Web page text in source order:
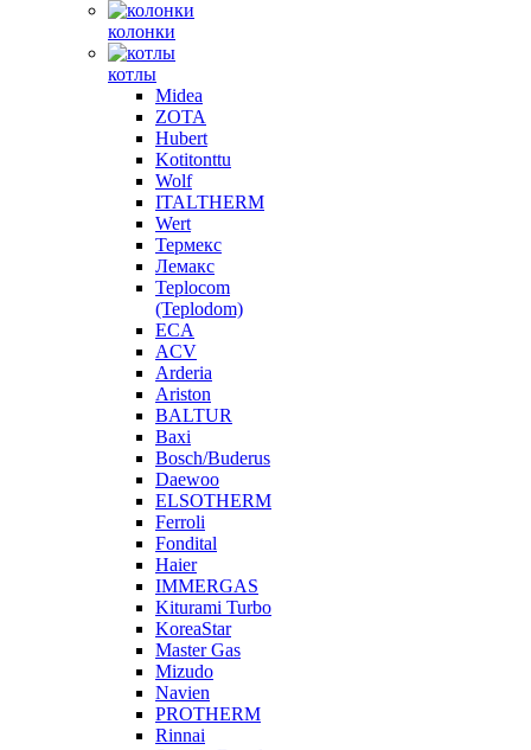
колонки
котлы
Midea
ZOTA
Hubert
Kotitonttu
Wolf
ITALTHERM
Wert
Термекс
Лемакс
Teplocom
(Teplodom)
ECA
ACV
Arderia
Ariston
BALTUR
Baxi
Bosch/Buderus
Daewoo
ELSOTHERM
Ferroli
Fondital
Haier
IMMERGAS
Kiturami Turbo
KoreaStar
Master Gas
Mizudo
Navien
PROTHERM
Rinnai